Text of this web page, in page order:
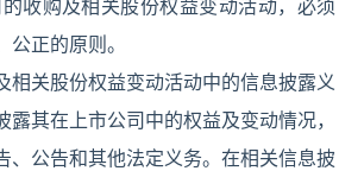
收购及相关股份权益变动活动，必须
正的原则。
相关股份权益变动活动中的信息披露义
露其在上市公司中的权益及变动情况，
、公告和其他法定义务。在相关信息披